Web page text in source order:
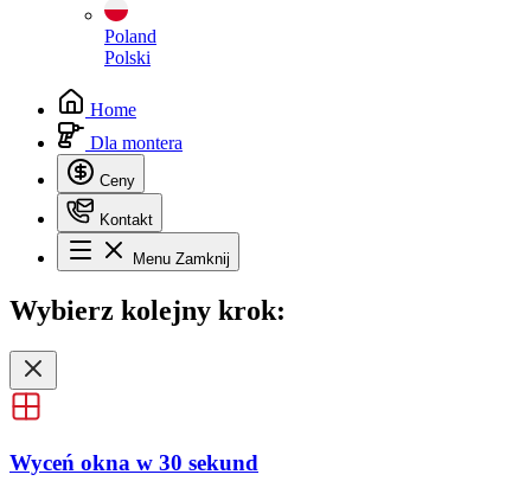
Poland
Polski
Home
Dla montera
Ceny
Kontakt
Menu Zamknij
Wybierz kolejny krok:
Wyceń okna w 30 sekund